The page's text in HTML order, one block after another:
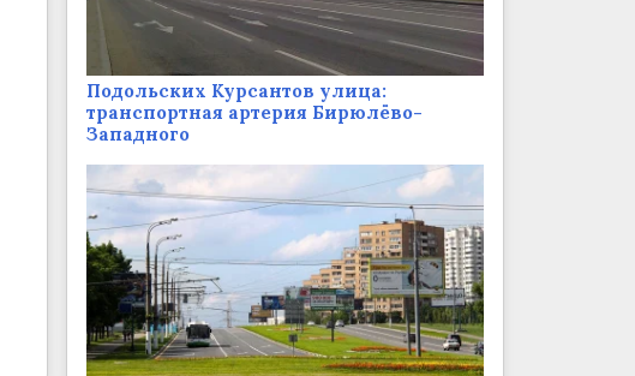
Подольских Курсантов улица:
транспортная артерия Бирюлёво-
Западного